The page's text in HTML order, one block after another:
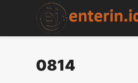
content
0814